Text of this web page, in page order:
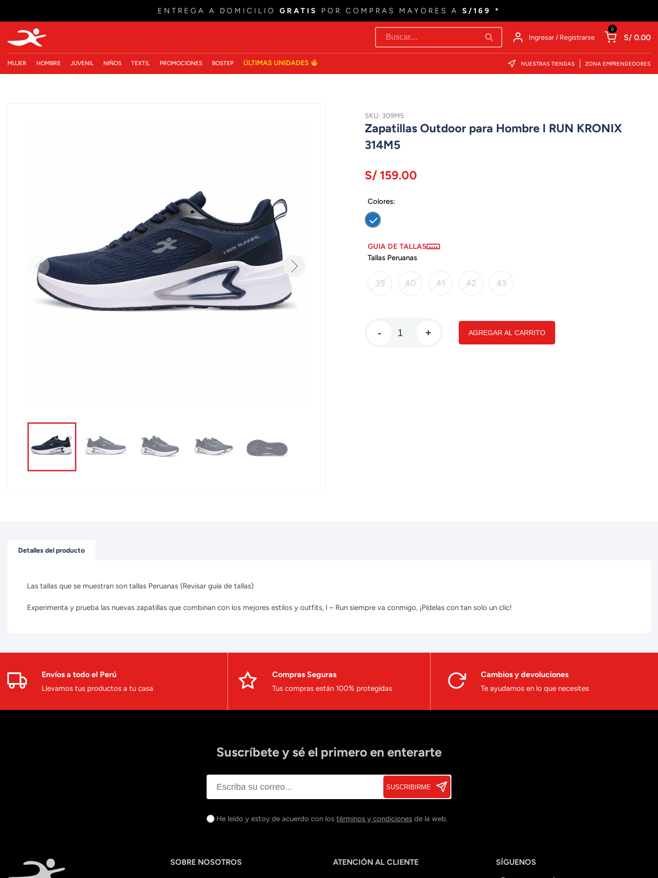
ENTREGA A DOMICILIO GRATIS POR COMPRAS MAYORES A S/169 *
Ingresar / Registrarse
0
S/ 0.00
MUJER HOMBRE JUVENIL NIÑOS TEXTIL PROMOCIONES BOSTEP ÚLTIMAS UNIDADES NUESTRAS TIENDAS ZONA EMPRENDEDORES
SKU: 309M5
Zapatillas Outdoor para Hombre I RUN KRONIX
314M5
S/ 159.00
Colores:
GUIA DE TALLAS
Tallas Peruanas
39 40 41 42 43
- + AGREGAR AL CARRITO
Detalles del producto
Las tallas que se muestran son tallas Peruanas (Revisar guía de tallas)
Experimenta y prueba las nuevas zapatillas que combinan con los mejores estilos y outfits, I – Run siempre va conmigo, ¡Pídelas con tan solo un clic!
Envíos a todo el Perú
Llevamos tus productos a tu casa
Compras Seguras
Tus compras están 100% protegidas
Cambios y devoluciones
Te ayudamos en lo que necesites
Suscríbete y sé el primero en enterarte
SUSCRIBIRME
He leído y estoy de acuerdo con los términos y condiciones de la web.
SOBRE NOSOTROS ATENCIÓN AL CLIENTE SÍGUENOS